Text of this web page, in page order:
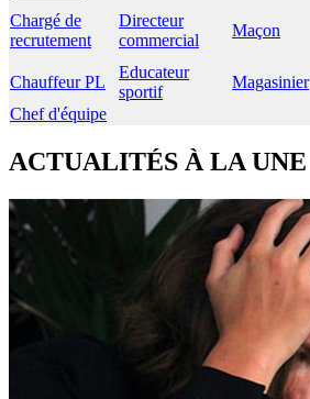
Chargé de
recrutement
Directeur
commercial
Maçon
Chauffeur PL
Educateur
sportif
Magasinier
Chef d'équipe
ACTUALITÉS À LA UNE